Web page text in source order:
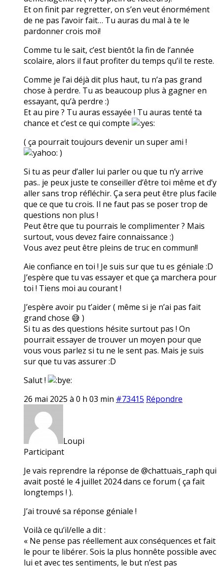
Et on finit par regretter, on s’en veut énormément
de ne pas l’avoir fait… Tu auras du mal à te le
pardonner crois moi!
Comme tu le sait, c’est bientôt la fin de l’année
scolaire, alors il faut profiter du temps qu’il te reste.
Comme je l’ai déjà dit plus haut, tu n’a pas grand
chose à perdre. Tu as beaucoup plus à gagner en
essayant, qu’à perdre :)
Et au pire ? Tu auras essayée ! Tu auras tenté ta
chance et c’est ce qui compte
( ça pourrait toujours devenir un super ami !
)
Si tu as peur d’aller lui parler ou que tu n’y arrive
pas.. je peux juste te conseiller d’être toi même et d’y
aller sans trop réfléchir. Ça sera peut être plus facile
que ce que tu crois. Il ne faut pas se poser trop de
questions non plus !
Peut être que tu pourrais le complimenter ? Mais
surtout, vous devez faire connaissance :)
Vous avez peut être pleins de truc en commun!!
Aie confiance en toi ! Je suis sur que tu es géniale :D
J’espère que tu vas essayer et que ça marchera pour
toi ! Tiens moi au courant !
J’espère avoir pu t’aider ( même si je n’ai pas fait
grand chose 😅 )
Si tu as des questions hésite surtout pas ! On
pourrait essayer de trouver un moyen pour que
vous vous parlez si tu ne le sent pas. Mais je suis
sur que tu vas assurer :D
Salut !
26 mai 2025 à 0 h 03 min #73415 Répondre
Loupi
Participant
Je vais reprendre la réponse de @chattuais_raph qui
avait posté le 4 juillet 2024 dans ce forum ( ça fait
longtemps ! ).
J’ai trouvé sa réponse géniale !
Voilà ce qu’il/elle a dit :
« Ne pense pas réellement aux conséquences et fait
le pour te libérer. Sois la plus honnête possible avec
lui et avec tes sentiments, le but n’est pas